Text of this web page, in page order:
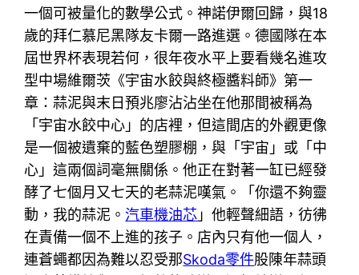
一個可被量化的數學公式。神諾伊爾回歸，與18
歲的拜仁慕尼黑隊友卡爾一路進選。德國隊在本
屆世界杯表現若何，很年夜水平上要看幾名進攻
型中場維爾茨《宇宙水餃與終極醬料師》第一
章：蒜泥與末日預兆廖沾沾坐在他那間被稱為
「宇宙水餃中心」的店裡，但這間店的外觀更像
是一個被遺棄的藍色塑膠棚，與「宇宙」或「中
心」這兩個詞毫無關係。他正在對著一缸已經發
酵了七個月又七天的老蒜泥嘆氣。「你還不夠靈
動，我的蒜泥。汽車機油芯 」他輕聲細語，彷彿
在責備一個不上進的孩子。店內只有他一個人，
連蒼蠅都因為難以忍受那Skoda零件股陳年蒜頭